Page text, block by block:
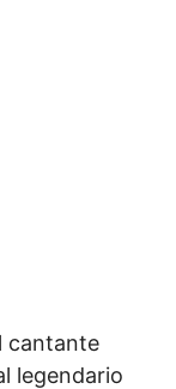
cantante
legendario